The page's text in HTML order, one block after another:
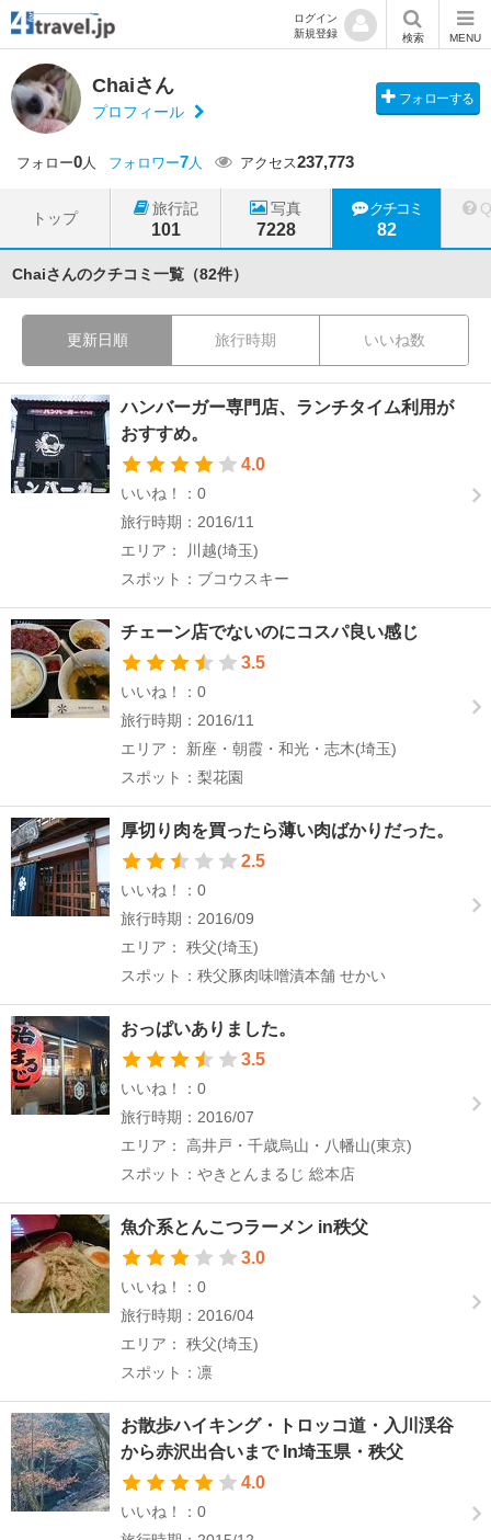
ログイン
新規登録
検索 MENU
Chaiさん
プロフィール
フォローする
フォロー0人 フォロワー7人 アクセス237,773
トップ
旅行記
101
写真
7228
クチコミ
82
Chaiさんのクチコミ一覧（82件）
更新日順 旅行時期 いいね数
ハンバーガー専門店、ランチタイム利用が
おすすめ。
4.0
いいね！：0
旅行時期：2016/11
エリア： 川越(埼玉)
スポット：ブコウスキー
チェーン店でないのにコスパ良い感じ
3.5
いいね！：0
旅行時期：2016/11
エリア： 新座・朝霞・和光・志木(埼玉)
スポット：梨花園
厚切り肉を買ったら薄い肉ばかりだった。
2.5
いいね！：0
旅行時期：2016/09
エリア： 秩父(埼玉)
スポット：秩父豚肉味噌漬本舗 せかい
おっぱいありました。
3.5
いいね！：0
旅行時期：2016/07
エリア： 高井戸・千歳烏山・八幡山(東京)
スポット：やきとんまるじ 総本店
魚介系とんこつラーメン in秩父
3.0
いいね！：0
旅行時期：2016/04
エリア： 秩父(埼玉)
スポット：凛
お散歩ハイキング・トロッコ道・入川渓谷
から赤沢出合いまで In埼玉県・秩父
4.0
いいね！：0